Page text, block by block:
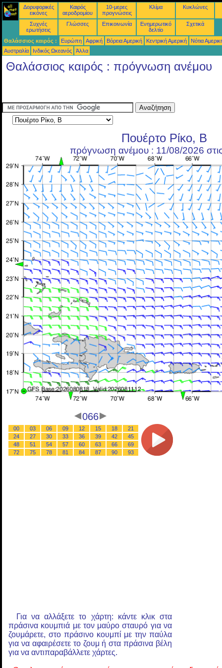
Δορυφορικές
εικόνες
Καιρός
αεροδρομίου
10-μερες
προγνώσεις
Κλίμα Κυκλώνες
Συχνές
ερωτήσεις
Γλώσσες Επικοινωνία
Ενημερωτικό
δελτίο
Σχετικά
Θαλάσσιος καιρός : Ευρώπη Αφρική Βόρεια Αμερική Κεντρική Αμερική
Νότια
Αυστραλία
Ινδικός Ωκεανός Άλλα
Θαλάσσιος καιρός : πρόγνωση ανέμου
Πουέρτο Ρίκο, Β
πρόγνωση ανέμου : 11/08/2026
066
00 03 06 09 12 15 18
21
24
27 30 33 36 39 42
45
48
51 54 57 60 63 66
69
72
75 78 81 84 87 90 93
Για να αλλάξετε το χάρτη: κάντε κλικ στα
πράσινα κουμπιά με τον μαύρο σταυρό για να
ζουμάρετε, στο πράσινο κουμπί με την παύλα
για να αφαιρέσετε το ζουμ ή στα πράσινα βέλη
για να αντιπαραβάλλετε χάρτες.